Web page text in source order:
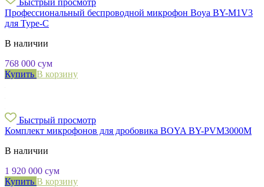
Профессиональный беспроводной микрофон Boya BY-M1V3
для Type-C
В наличии
768 000 сум
Купить В корзину
Быстрый просмотр
Комплект микрофонов для дробовика BOYA BY-PVM3000M
В наличии
1 920 000 сум
Купить В корзину